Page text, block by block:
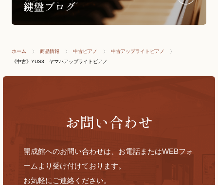
ホーム 商品情報 中古ピアノ
中古アップライトピアノ
《中古》YUS3 ヤマハアップライトピアノ
お問い合わせ
開成館へのお問い合わせは、お電話またはWEBフォ
ームより受け付けております。
お気軽にご連絡ください。